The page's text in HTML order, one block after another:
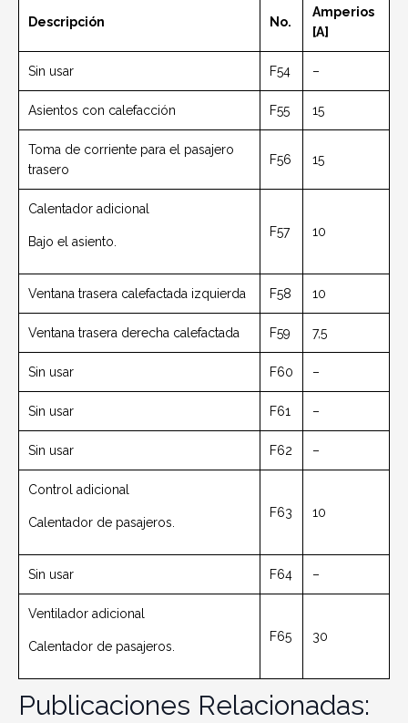
Descripción No.
Amperios
[A]
Sin usar F54 –
Asientos con calefacción F55 15
Toma de corriente para el pasajero
trasero
F56 15
Calentador adicional
Bajo el asiento.
F57 10
Ventana trasera calefactada izquierda F58 10
Ventana trasera derecha calefactada F59 7,5
Sin usar F60 –
Sin usar F61 –
Sin usar F62 –
Control adicional
Calentador de pasajeros.
F63 10
Sin usar F64 –
Ventilador adicional
Calentador de pasajeros.
F65 30
Publicaciones Relacionadas: